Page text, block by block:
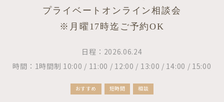
プライベートオンライン相談会
※月曜17時迄ご予約OK
日程：2026.06.24
時間：1時間制 10:00 / 11:00 / 12:00 / 13:00 / 14:00 / 15:00
おすすめ 短時間 相談